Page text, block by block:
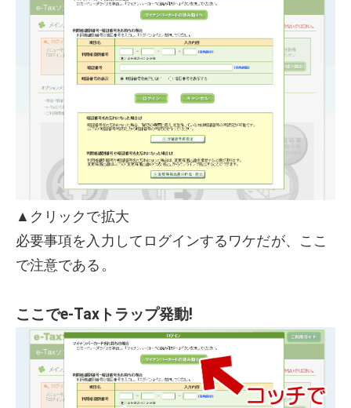
▲クリックで拡大
必要事項を入力してログインするワケだが、ここ
で注意である。
ここでe-Taxトラップ発動!